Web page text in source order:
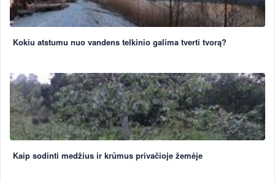
Kokiu atstumu nuo vandens telkinio galima tverti tvorą?
Kaip sodinti medžius ir krūmus privačioje žemėje